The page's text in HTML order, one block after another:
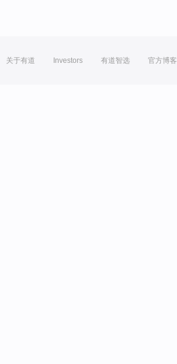
关于有道 Investors 有道智选 官方博客